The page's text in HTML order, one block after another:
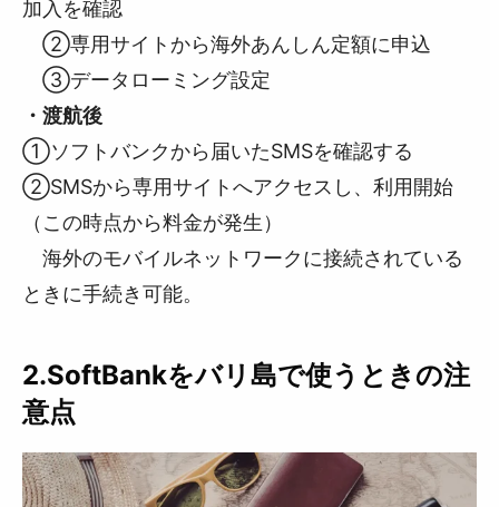
加入を確認
②専用サイトから海外あんしん定額に申込
③データローミング設定
・渡航後
①ソフトバンクから届いたSMSを確認する
②SMSから専用サイトへアクセスし、利用開始
（この時点から料金が発生）
海外のモバイルネットワークに接続されている
ときに手続き可能。
2.SoftBankをバリ島で使うときの注
意点